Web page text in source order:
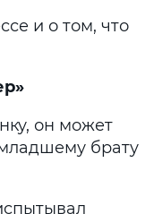
и о том, что
он может
брату